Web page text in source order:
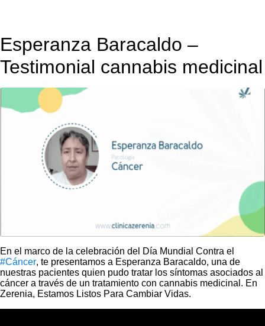
Esperanza Baracaldo –
Testimonial cannabis medicinal
En el marco de la celebración del Día Mundial Contra el
#Cáncer, te presentamos a Esperanza Baracaldo, una de
nuestras pacientes quien pudo tratar los síntomas asociados al
cáncer a través de un tratamiento con cannabis medicinal. En
Zerenia, Estamos Listos Para Cambiar Vidas.